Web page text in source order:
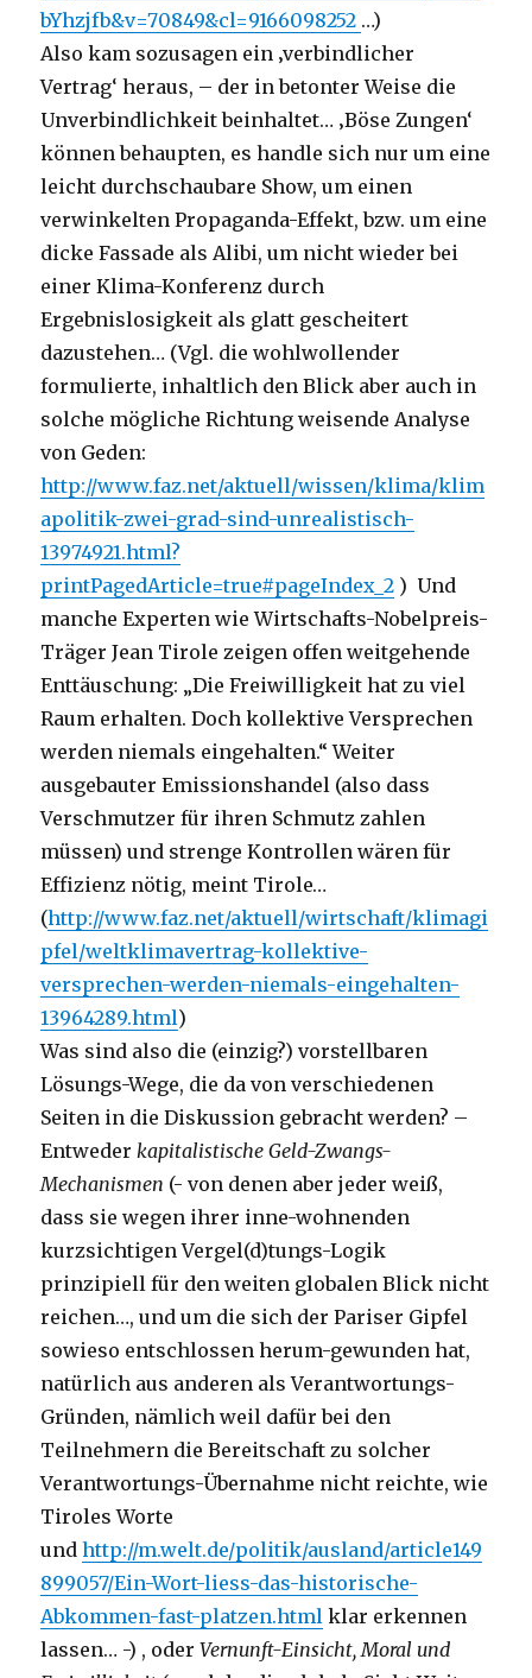
bYhzjfb&v=70849&cl=9166098252 …)
Also kam sozusagen ein ‚verbindlicher
Vertrag‘ heraus, – der in betonter Weise die
Unverbindlichkeit beinhaltet… ‚Böse Zungen‘
können behaupten, es handle sich nur um eine
leicht durchschaubare Show, um einen
verwinkelten Propaganda-Effekt, bzw. um eine
dicke Fassade als Alibi, um nicht wieder bei
einer Klima-Konferenz durch
Ergebnislosigkeit als glatt gescheitert
dazustehen… (Vgl. die wohlwollender
formulierte, inhaltlich den Blick aber auch in
solche mögliche Richtung weisende Analyse
von Geden:
http://www.faz.net/aktuell/wissen/klima/klim
apolitik-zwei-grad-sind-unrealistisch-
13974921.html?
printPagedArticle=true#pageIndex_2 ) Und
manche Experten wie Wirtschafts-Nobelpreis-
Träger Jean Tirole zeigen offen weitgehende
Enttäuschung: „Die Freiwilligkeit hat zu viel
Raum erhalten. Doch kollektive Versprechen
werden niemals eingehalten.“ Weiter
ausgebauter Emissionshandel (also dass
Verschmutzer für ihren Schmutz zahlen
müssen) und strenge Kontrollen wären für
Effizienz nötig, meint Tirole…
(http://www.faz.net/aktuell/wirtschaft/klimagi
pfel/weltklimavertrag-kollektive-
versprechen-werden-niemals-eingehalten-
13964289.html)
Was sind also die (einzig?) vorstellbaren
Lösungs-Wege, die da von verschiedenen
Seiten in die Diskussion gebracht werden? –
Entwederkapitalistische Geld-Zwangs-
Mechanismen (- von denen aber jeder weiß,
dass sie wegen ihrer inne-wohnenden
kurzsichtigen Vergel(d)tungs-Logik
prinzipiell für den weiten globalen Blick nicht
reichen…, und um die sich der Pariser Gipfel
sowieso entschlossen herum-gewunden hat,
natürlich aus anderen als Verantwortungs-
Gründen, nämlich weil dafür bei den
Teilnehmern die Bereitschaft zu solcher
Verantwortungs-Übernahme nicht reichte, wie
Tiroles Worte
undhttp://m.welt.de/politik/ausland/article149
899057/Ein-Wort-liess-das-historische-
Abkommen-fast-platzen.html klar erkennen
lassen… -) , oderVernunft-Einsicht, Moral und